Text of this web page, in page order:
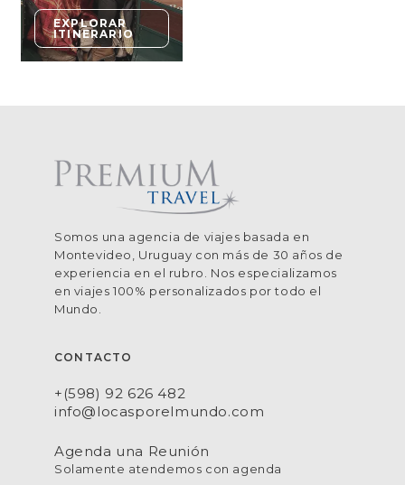
EXPLORAR
ITINERARIO
Somos una agencia de viajes basada en
Montevideo, Uruguay con más de 30 años de
experiencia en el rubro. Nos especializamos
en viajes 100% personalizados por todo el
Mundo.
CONTACTO
+(598) 92 626 482
info@locasporelmundo.com
Agenda una Reunión
Solamente atendemos con agenda